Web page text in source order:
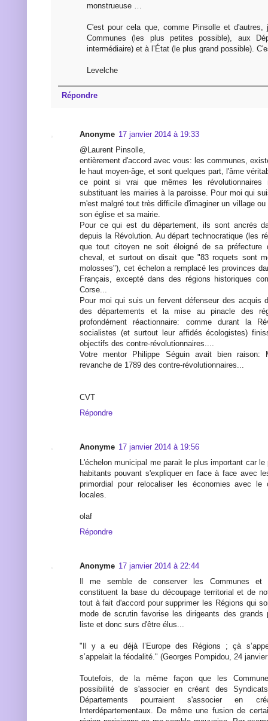
monstrueuse …
C'est pour cela que, comme Pinsolle et d'autres,
Communes (les plus petites possible), aux
intermédiaire) et à l’État (le plus grand possible).
Levelche
Répondre
Anonyme 17 janvier 2014 à 19:33
@Laurent Pinsolle,
entièrement d'accord avec vous: les communes,
le haut moyen-âge, et sont quelques part, l'âme
ce point si vrai que mêmes les révolutionnaires
substituant les mairies à la paroisse. Pour moi qui
m'est malgré tout très difficile d'imaginer un village
son église et sa mairie.
Pour ce qui est du département, ils sont ancrés
depuis la Révolution. Au départ technocratique (les
que tout citoyen ne soit éloigné de sa préfecture
cheval, et surtout on disait que "83 roquets sont
molosses"), cet échelon a remplacé les provinces
Français, excepté dans des régions historiques
Corse...
Pour moi qui suis un fervent défenseur des acquis
des départements et la mise au pinacle des
profondément réactionnaire: comme durant la
socialistes (et surtout leur affidés écologistes)
objectifs des contre-révolutionnaires....
Votre mentor Philippe Séguin avait bien raison:
revanche de 1789 des contre-révolutionnaires...
CVT
Répondre
Anonyme 17 janvier 2014 à 19:56
L'échelon municipal me parait le plus important car
habitants pouvant s'expliquer en face à face avec
primordial pour relocaliser les économies avec le
locales.
olaf
Répondre
Anonyme 17 janvier 2014 à 22:44
Il me semble de conserver les Communes et
constituent la base du découpage territorial et de
tout à fait d'accord pour supprimer les Régions qui
mode de scrutin favorise les dirigeants des grands
liste et donc surs d'être élus...
"Il y a eu déjà l’Europe des Régions ; çà
s’appelait la féodalité." (Georges Pompidou, 24
Toutefois, de la même façon que les
possibilité de s'associer en créant des
Départements pourraient s'associer en
Interdépartementaux. De même une fusion de